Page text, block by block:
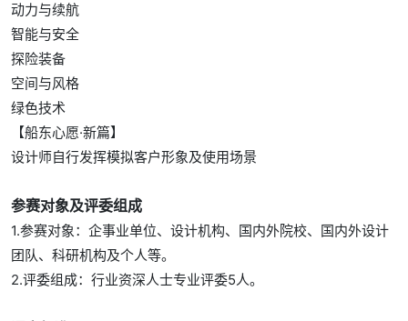
动力与续航
智能与安全
探险装备
空间与风格
绿色技术
【船东心愿·新篇】
设计师自行发挥模拟客户形象及使用场景
参赛对象及评委组成
1.参赛对象：企事业单位、设计机构、国内外院校、国内外设计
团队、科研机构及个人等。
2.评委组成：行业资深人士专业评委5人。